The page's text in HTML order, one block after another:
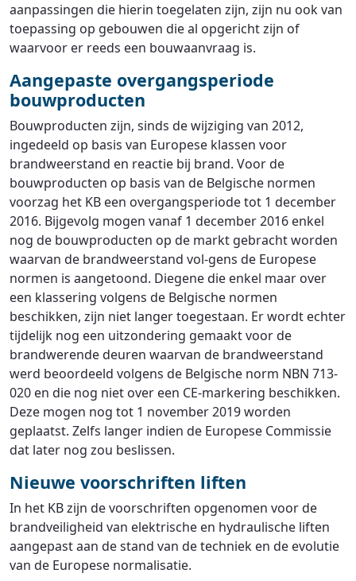
aanpassingen die hierin toegelaten zijn, zijn nu ook van
toepassing op gebouwen die al opgericht zijn of
waarvoor er reeds een bouwaanvraag is.
Aangepaste overgangsperiode
bouwproducten
Bouwproducten zijn, sinds de wijziging van 2012,
ingedeeld op basis van Europese klassen voor
brandweerstand en reactie bij brand. Voor de
bouwproducten op basis van de Belgische normen
voorzag het KB een overgangsperiode tot 1 december
2016. Bijgevolg mogen vanaf 1 december 2016 enkel
nog de bouwproducten op de markt gebracht worden
waarvan de brandweerstand vol-gens de Europese
normen is aangetoond. Diegene die enkel maar over
een klassering volgens de Belgische normen
beschikken, zijn niet langer toegestaan. Er wordt echter
tijdelijk nog een uitzondering gemaakt voor de
brandwerende deuren waarvan de brandweerstand
werd beoordeeld volgens de Belgische norm NBN 713-
020 en die nog niet over een CE-markering beschikken.
Deze mogen nog tot 1 november 2019 worden
geplaatst. Zelfs langer indien de Europese Commissie
dat later nog zou beslissen.
Nieuwe voorschriften liften
In het KB zijn de voorschriften opgenomen voor de
brandveiligheid van elektrische en hydraulische liften
aangepast aan de stand van de techniek en de evolutie
van de Europese normalisatie.